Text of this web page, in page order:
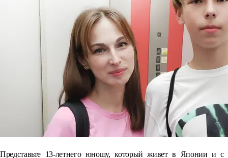
Представьте 13-летнего юношу, который живет в Японии и с